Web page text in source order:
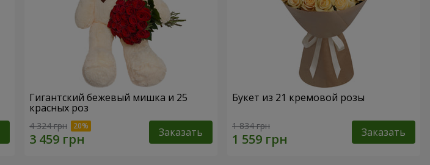
Гигантский бежевый мишка и 25
красных роз
4 324 грн Заказать
Букет из 21 кремовой розы
1 834 грн Заказать